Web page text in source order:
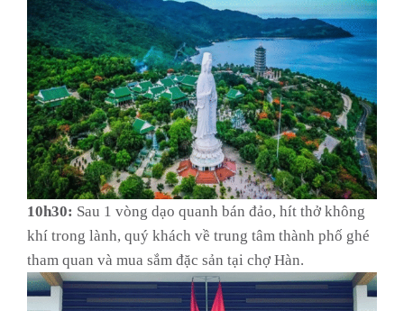
10h30: Sau 1 vòng dạo quanh bán đảo, hít thở không
khí trong lành, quý khách về trung tâm thành phố ghé
tham quan và mua sắm đặc sản tại chợ Hàn.